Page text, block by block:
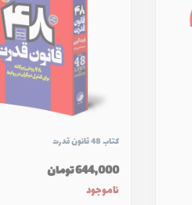
کتاب 48 قانون قدرت
644,000 تومان
ناموجود